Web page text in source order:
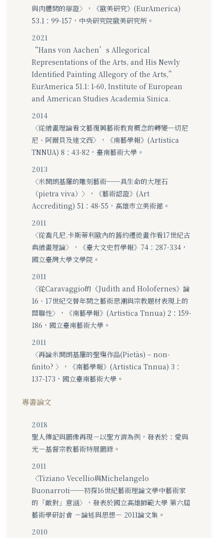
與肉體間的辯證〉，《歐美研究》(EurAmerica)
53.1：99-157，中央研究院歐美研究所。
2021
“Hans von Aachen’s Allegorical
Representations of the Arts, and His Newly
Identified Painting Allegory of the Arts,”
EurAmerica 51.1: 1-60, Institute of European
and American Studies Academia Sinica.
2014
〈從繪畫理論看文藝復興藝術教育概念的轉變─切尼
尼、阿爾貝及達文西〉，《南藝學報》(Artistica
TNNUA) 8：43-82，臺南藝術大學。
2013
〈米開朗基羅的雕刻藝術──具生命的大理石
（pietra viva）〉，《藝術認證》(Art
Accrediting) 51：48-55，高雄市立美術館。
2011
〈從喬凡尼.卡斯蒂利歐內的舊約遷徙畫作看17世紀古
典繪畫理論〉，《臺大文史哲學報》74：287-334，
國立臺灣大學文學院。
2011
〈從Caravaggio的《Judith and Holofernes》論
16、17世紀交替年間之藝術思潮與宗教題材表現上的
關聯性〉，《南藝學報》(Artistica Tnnua) 2：159-
186，國立臺南藝術大學。
2011
〈再論米開朗基羅的聖殤作品(Pietàs) – non-
finito? 〉，《南藝學報》(Artistica Tnnua) 3：
137-173，國立臺南藝術大學。
專書論文
2018
聖人傳記與圖像再現－以聖方濟為例，發表於：愛與
光－基督宗教藝術特展圖錄。
2011
〈Tiziano Vecellio與Michelangelo
Buonarroti──初探16世紀藝術理論文學中藝術家
的「敵對」意涵〉，發表於國立高雄師範大學 第六屆
藝術學研討會 －論述與思想－ 2011論文集。
2010